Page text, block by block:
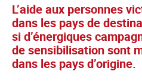
L’aide aux personnes
dans les pays de
si d’énergiques
de sensibilisation sont
dans les pays d’origine.